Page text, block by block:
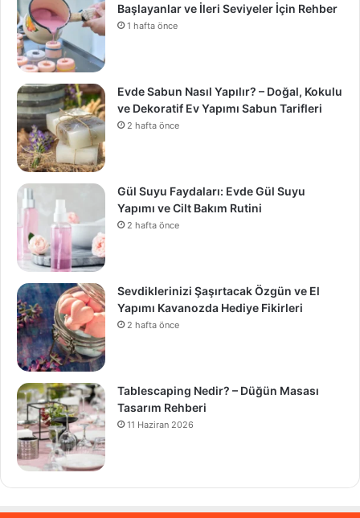
Başlayanlar ve İleri Seviyeler İçin Rehber
1 hafta önce
Evde Sabun Nasıl Yapılır? – Doğal, Kokulu
ve Dekoratif Ev Yapımı Sabun Tarifleri
2 hafta önce
Gül Suyu Faydaları: Evde Gül Suyu
Yapımı ve Cilt Bakım Rutini
2 hafta önce
Sevdiklerinizi Şaşırtacak Özgün ve El
Yapımı Kavanozda Hediye Fikirleri
2 hafta önce
Tablescaping Nedir? – Düğün Masası
Tasarım Rehberi
11 Haziran 2026